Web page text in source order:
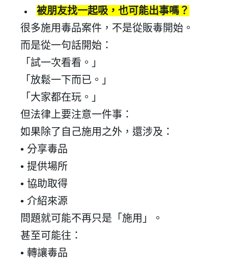
被朋友找一起吸，也可能出事嗎？
很多施用毒品案件，不是從販毒開始。
而是從一句話開始：
「試一次看看。」
「放鬆一下而已。」
「大家都在玩。」
但法律上要注意一件事：
如果除了自己施用之外，還涉及：
• 分享毒品
• 提供場所
• 協助取得
• 介紹來源
問題就可能不再只是「施用」。
甚至可能往：
• 轉讓毒品